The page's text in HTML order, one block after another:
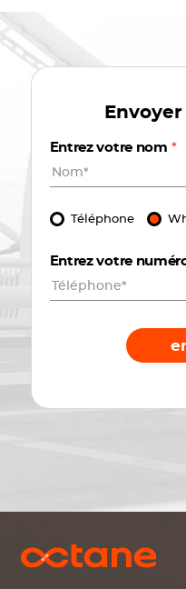
Entrez votre nom *
Téléphone
Entrez votre